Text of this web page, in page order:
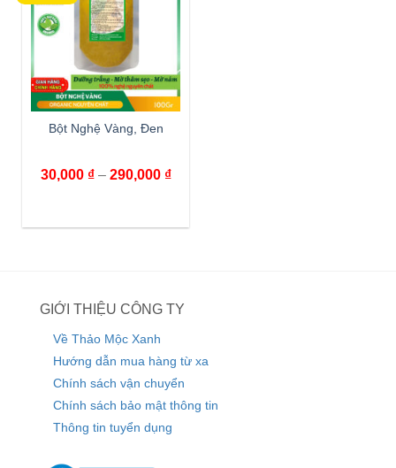
Bột Nghệ Vàng, Đen
30,000 ₫– 290,000 ₫
GIỚI THIỆU CÔNG TY
Về Thảo Mộc Xanh
Hướng dẫn mua hàng từ xa
Chính sách vận chuyển
Chính sách bảo mật thông tin
Thông tin tuyển dụng